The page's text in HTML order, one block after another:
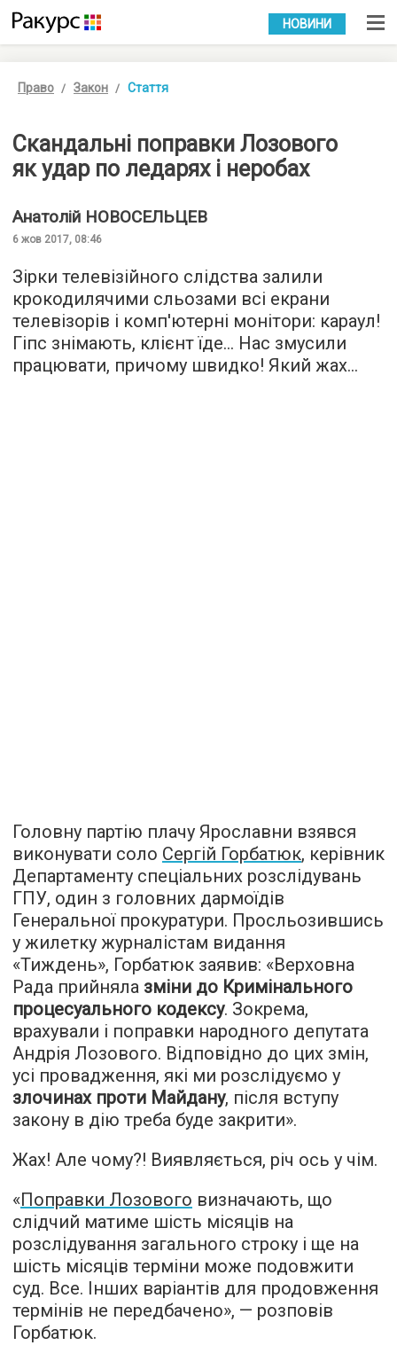
УКР РУС
НОВИНИ
Право Закон Стаття
Скандальні поправки Лозового
як удар по ледарях і неробах
Анатолій НОВОСЕЛЬЦЕВ
6 жов 2017, 08:46
Зірки телевізійного слідства залили
крокодилячими сльозами всі екрани
телевізорів і комп'ютерні монітори: караул!
Гіпс знімають, клієнт їде... Нас змусили
працювати, причому швидко! Який жах…
Головну партію плачу Ярославни взявся
виконувати соло Сергій Горбатюк, керівник
Департаменту спеціальних розслідувань
ГПУ, один з головних дармоїдів
Генеральної прокуратури. Просльозившись
у жилетку журналістам видання
«Тиждень», Горбатюк заявив: «Верховна
Рада прийняла зміни до Кримінального
процесуального кодексу. Зокрема,
врахували і поправки народного депутата
Андрія Лозового. Відповідно до цих змін,
усі провадження, які ми розслідуємо у
злочинах проти Майдану, після вступу
закону в дію треба буде закрити».
Жах! Але чому?! Виявляється, річ ось у чім.
«Поправки Лозового визначають, що
слідчий матиме шість місяців на
розслідування загального строку і ще на
шість місяців терміни може подовжити
суд. Все. Інших варіантів для продовження
термінів не передбачено», — розповів
Горбатюк.